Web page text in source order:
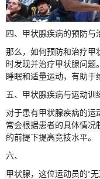
四、甲状腺疾病的预防与
那么，如何预防和治疗甲
时发现并治疗甲状腺问题
睡眠和适量运动，有助于
五、甲状腺疾病与运动训
对于患有甲状腺疾病的运
常会根据患者的具体情况
的前提下提高竞技水平。
六、
甲状腺，这位运动员的“